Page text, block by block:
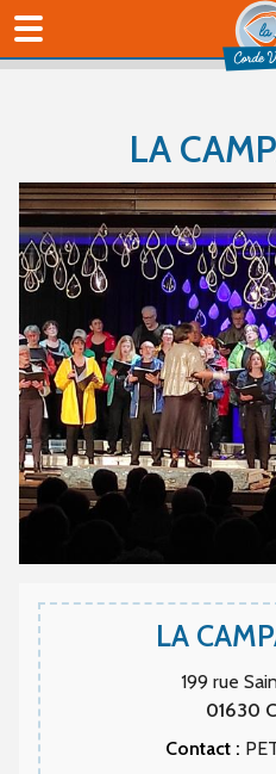
LA
LA
199 rue
01630
Contact :